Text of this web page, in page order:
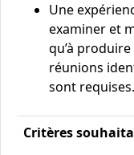
Une
examiner et
qu’à
réunions
sont requises.
Critères